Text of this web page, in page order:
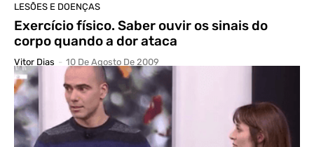
LESÕES E DOENÇAS
Exercício físico. Saber ouvir os sinais do
corpo quando a dor ataca
Vitor Dias - 10 De Agosto De 2009